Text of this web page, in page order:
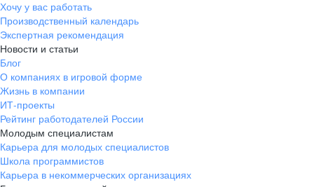
Хочу у вас работать
Производственный календарь
Экспертная рекомендация
Новости и статьи
Блог
О компаниях в игровой форме
Жизнь в компании
ИТ-проекты
Рейтинг работодателей России
Молодым специалистам
Карьера для молодых специалистов
Школа программистов
Карьера в некоммерческих организациях